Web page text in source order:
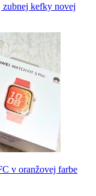
zubnej kefky novej
v oranžovej farbe